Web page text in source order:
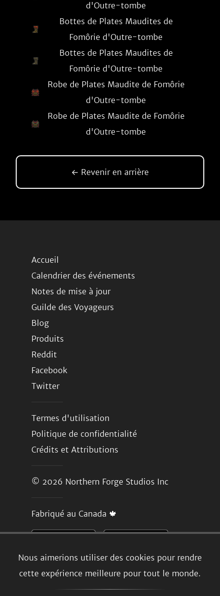
Nous aimerions utiliser des cookies pour rendre
cette expérience meilleure pour tout le monde.
d'Outre-tombe
Bottes de Plates Maudites de
Fomôrie d'Outre-tombe
Bottes de Plates Maudites de
Fomôrie d'Outre-tombe
Robe de Plates Maudite de Fomôrie
d'Outre-tombe
Robe de Plates Maudite de Fomôrie
d'Outre-tombe
← Revenir en arrière
Accueil
Calendrier des événements
Notes de mise à jour
Guilde des Voyageurs
Blog
Produits
Reddit
Facebook
Twitter
Termes d'utilisation
Politique de confidentialité
Crédits et Attributions
© 2026 Northern Forge Studios Inc
Fabriqué au Canada 🍁